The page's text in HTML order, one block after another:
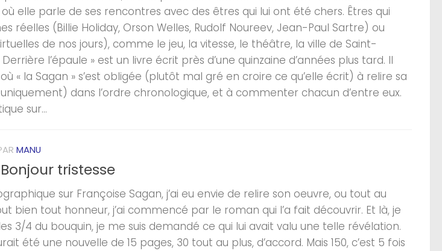
où elle parle de ses rencontres avec des êtres qui lui ont été chers. Êtres qui
réelles (Billie Holiday, Orson Welles, Rudolf Noureev, Jean-Paul Sartre) ou
de nos jours), comme le jeu, la vitesse, le théâtre, la ville de Saint-
l’épaule » est un livre écrit près d’une quinzaine d’années plus tard. Il
« la Sagan » s’est obligée (plutôt mal gré en croire ce qu’elle écrit) à relire sa
dans l’ordre chronologique, et à commenter chacun d’entre eux.
sur...
MANU
tristesse
sur Françoise Sagan, j’ai eu envie de relire son oeuvre, ou tout au
bien tout honneur, j’ai commencé par le roman qui l’a fait découvrir. Et là, je
3/4 du bouquin, je me suis demandé ce qui lui avait valu une telle révélation.
été une nouvelle de 15 pages, 30 tout au plus, d’accord. Mais 150, c’est 5 fois